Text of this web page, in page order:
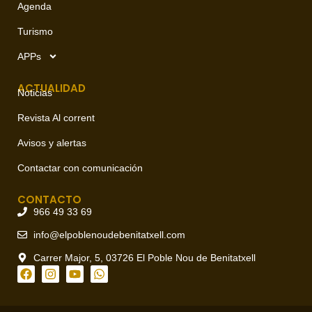
Agenda
Turismo
APPs
ACTUALIDAD
Noticias
Revista Al corrent
Avisos y alertas
Contactar con comunicación
CONTACTO
966 49 33 69
info@elpoblenoudebenitatxell.com
Carrer Major, 5, 03726 El Poble Nou de Benitatxell